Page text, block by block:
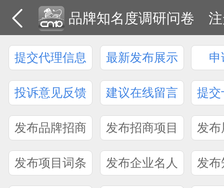
品牌知名度调研问卷
提交代理信息 最新发布展示 申
投诉意见反馈 建议在线留言 提交
发布品牌招商 发布招商项目 发
发布项目词条 发布企业名人 发